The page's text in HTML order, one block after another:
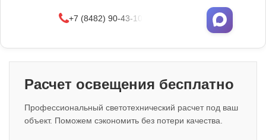
+7 (8482) 90-43-10
Расчет освещения бесплатно
Профессиональный светотехнический расчет под ваш
объект. Поможем сэкономить без потери качества.